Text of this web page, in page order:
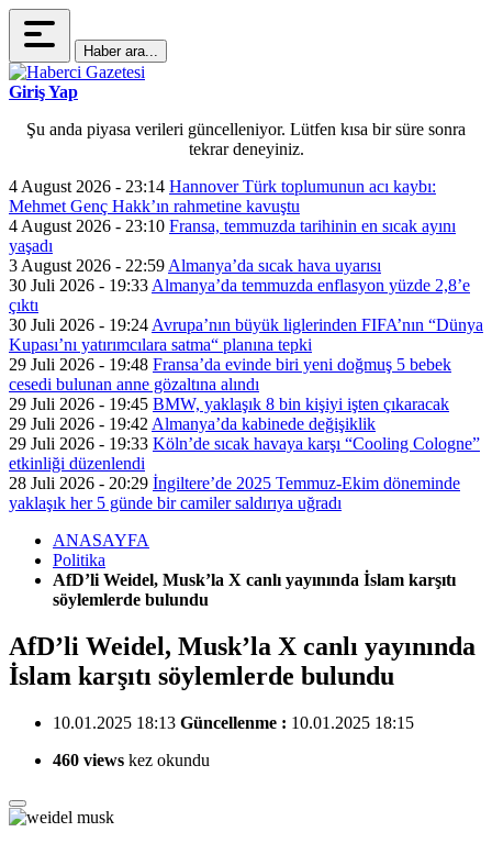
Haber ara...
Giriş Yap
Şu anda piyasa verileri güncelleniyor. Lütfen kısa bir süre sonra
tekrar deneyiniz.
4 August 2026 - 23:14 Hannover Türk toplumunun acı kaybı:
Mehmet Genç Hakk’ın rahmetine kavuştu
4 August 2026 - 23:10 Fransa, temmuzda tarihinin en sıcak ayını
yaşadı
3 August 2026 - 22:59 Almanya’da sıcak hava uyarısı
30 Juli 2026 - 19:33 Almanya’da temmuzda enflasyon yüzde 2,8’e
çıktı
30 Juli 2026 - 19:24 Avrupa’nın büyük liglerinden FIFA’nın “Dünya
Kupası’nı yatırımcılara satma“ planına tepki
29 Juli 2026 - 19:48 Fransa’da evinde biri yeni doğmuş 5 bebek
cesedi bulunan anne gözaltına alındı
29 Juli 2026 - 19:45 BMW, yaklaşık 8 bin kişiyi işten çıkaracak
29 Juli 2026 - 19:42 Almanya’da kabinede değişiklik
29 Juli 2026 - 19:33 Köln’de sıcak havaya karşı “Cooling Cologne”
etkinliği düzenlendi
28 Juli 2026 - 20:29 İngiltere’de 2025 Temmuz-Ekim döneminde
yaklaşık her 5 günde bir camiler saldırıya uğradı
ANASAYFA
Politika
AfD’li Weidel, Musk’la X canlı yayınında İslam karşıtı
söylemlerde bulundu
AfD’li Weidel, Musk’la X canlı yayınında
İslam karşıtı söylemlerde bulundu
10.01.2025 18:13 Güncellenme : 10.01.2025 18:15
460 views kez okundu